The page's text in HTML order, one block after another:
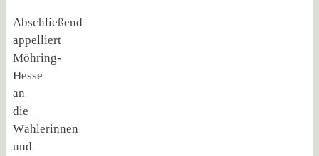
Abschließend
appelliert
Möhring-
Hesse
an
die
Wählerinnen
und